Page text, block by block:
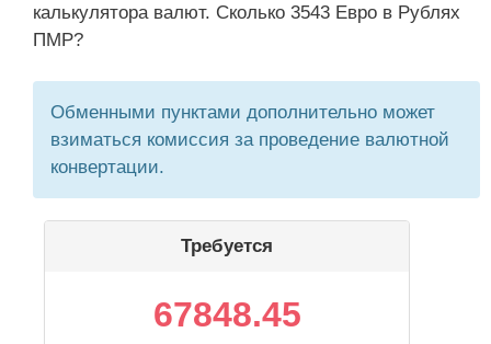
калькулятора валют. Сколько 3543 Евро в Рублях
ПМР?
Обменными пунктами дополнительно может
взиматься комиссия за проведение валютной
конвертации.
Требуется
67848.45